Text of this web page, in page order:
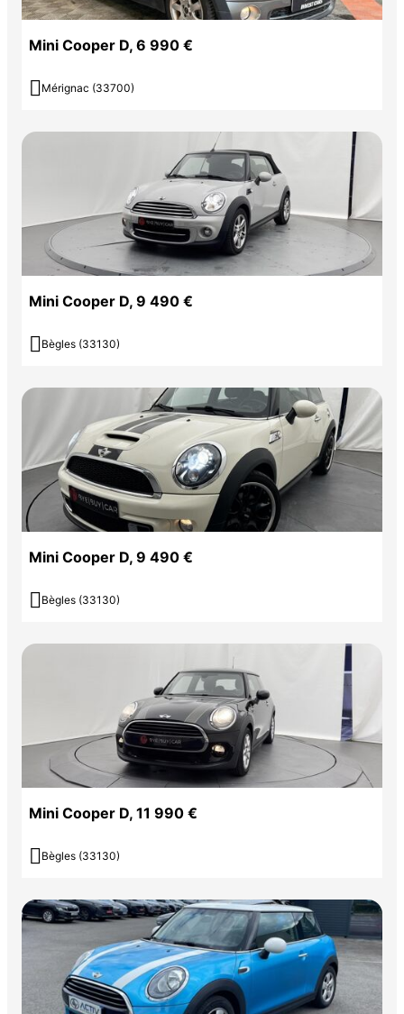
Mini Cooper D, 6 990 €
 Mérignac (33700)
Mini Cooper D, 9 490 €
 Bègles (33130)
Mini Cooper D, 9 490 €
 Bègles (33130)
Mini Cooper D, 11 990 €
 Bègles (33130)